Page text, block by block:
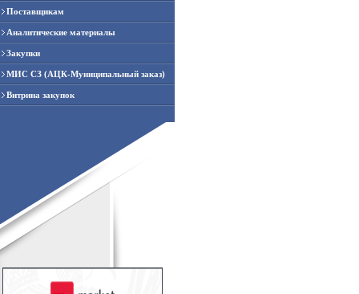
Поставщикам
Аналитические материалы
Закупки
МИС СЗ (АЦК-Муниципальный заказ)
Витрина закупок